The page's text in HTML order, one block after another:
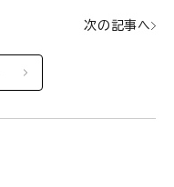
次の記事へ